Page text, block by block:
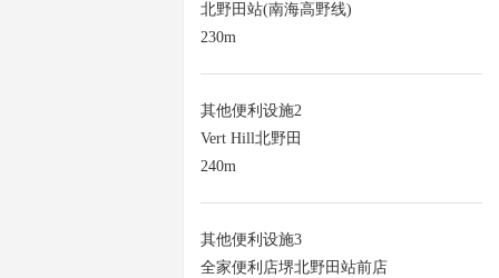
北野田站(南海高野线)
230m
其他便利设施2
Vert Hill北野田
240m
其他便利设施3
全家便利店堺北野田站前店